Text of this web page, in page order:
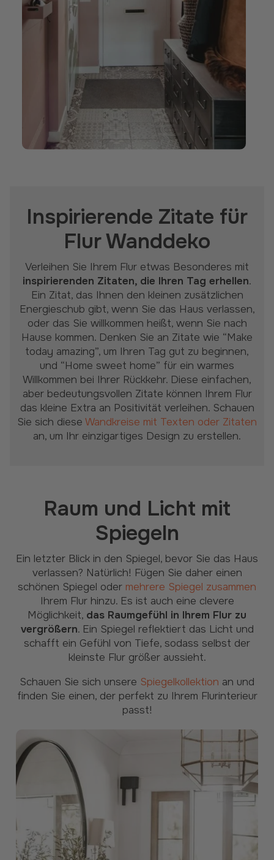
Inspirierende Zitate für
Flur Wanddeko
Verleihen Sie Ihrem Flur etwas Besonderes mit
inspirierenden Zitaten, die Ihren Tag erhellen.
Ein Zitat, das Ihnen den kleinen zusätzlichen
Energieschub gibt, wenn Sie das Haus verlassen,
oder das Sie willkommen heißt, wenn Sie nach
Hause kommen. Denken Sie an Zitate wie “Make
today amazing”, um Ihren Tag gut zu beginnen,
und “Home sweet home” für ein warmes
Willkommen bei Ihrer Rückkehr. Diese einfachen,
aber bedeutungsvollen Zitate können Ihrem Flur
das kleine Extra an Positivität verleihen. Schauen
Sie sich diese Wandkreise mit Texten oder Zitaten
an, um Ihr einzigartiges Design zu erstellen.
Raum und Licht mit
Spiegeln
Ein letzter Blick in den Spiegel, bevor Sie das Haus
verlassen? Natürlich! Fügen Sie daher einen
schönen Spiegel oder mehrere Spiegel zusammen
Ihrem Flur hinzu. Es ist auch eine clevere
Möglichkeit, das Raumgefühl in Ihrem Flur zu
vergrößern. Ein Spiegel reflektiert das Licht und
schafft ein Gefühl von Tiefe, sodass selbst der
kleinste Flur größer aussieht.
Schauen Sie sich unsere Spiegelkollektion an und
finden Sie einen, der perfekt zu Ihrem Flurinterieur
passt!